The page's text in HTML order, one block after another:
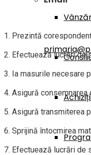
1. Prezintă
2. Efectuează lucrări de
3. Ia masurile necesare
4. Asigură
5. Asigură transmiterea
6. Sprijină întocmirea
7. Efectuează lucrări de